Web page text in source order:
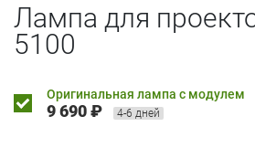
Лампа для
5100
Оригинальная лампа с модулем
9 690 ₽ 4-6 дней